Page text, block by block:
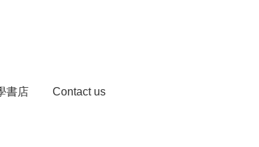
書店 Contact us